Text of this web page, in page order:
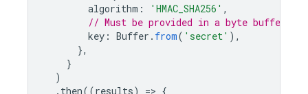
algorithm : 'HMAC_SHA256' ,
// Must be provided in a byte buffer.
key : Buffer . from( 'secret' ),
},
}
)
. then((results) => {